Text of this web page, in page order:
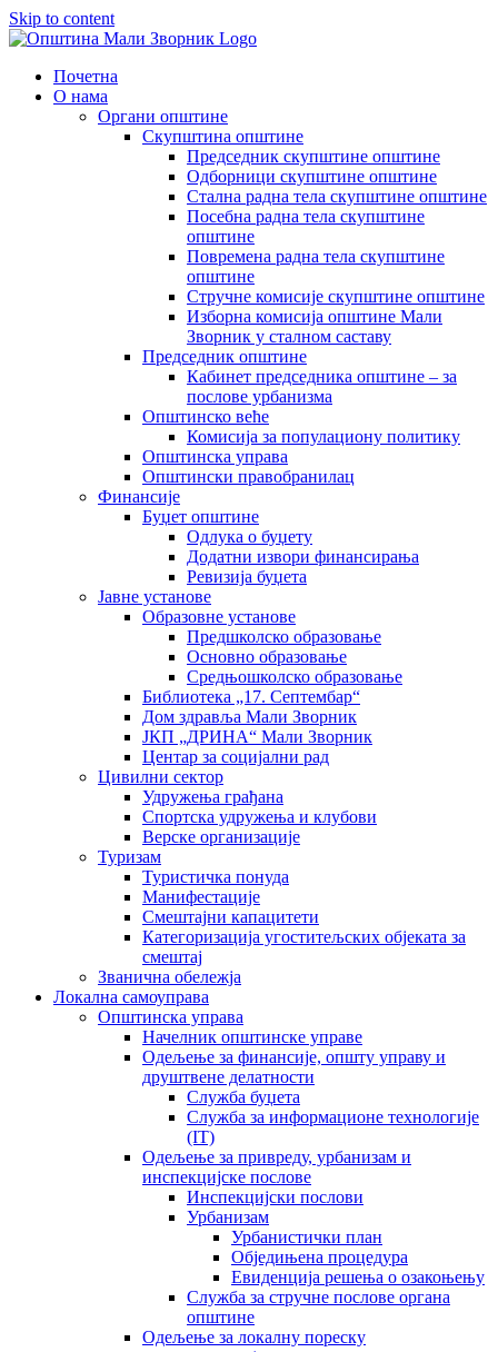
Skip to content
Почетна
О нама
Органи општине
Скупштина општине
Председник скупштине општине
Одборници скупштине општине
Стална радна тела скупштине општине
Посебна радна тела скупштине
општине
Повремена радна тела скупштине
општине
Стручне комисије скупштине општине
Изборна комисија општине Мали
Зворник у сталном саставу
Председник општине
Кабинет председника општине – за
послове урбанизма
Општинско веће
Комисија за популациону политику
Општинска управа
Општински правобранилац
Финансије
Буџет општине
Одлука о буџету
Додатни извори финансирања
Ревизија буџета
Јавне установе
Образовне установе
Предшколско образовање
Основно образовање
Средњошколско образовање
Библиотека „17. Септембар“
Дом здравља Мали Зворник
ЈКП „ДРИНА“ Мали Зворник
Центар за социјални рад
Цивилни сектор
Удружења грађана
Спортска удружења и клубови
Верске организације
Туризам
Туристичка понуда
Манифестације
Смештајни капацитети
Категоризација угоститељских објеката за
смештај
Званична обележја
Локална самоуправа
Општинска управа
Начелник општинске управе
Одељење за финансије, општу управу и
друштвене делатности
Служба буџета
Служба за информационе технологије
(IT)
Одељење за привреду, урбанизам и
инспекцијске послове
Инспекцијски послови
Урбанизам
Урбанистички план
Обједињена процедура
Евиденција решења о озакоњењу
Служба за стручне послове органа
општине
Одељење за локалну пореску